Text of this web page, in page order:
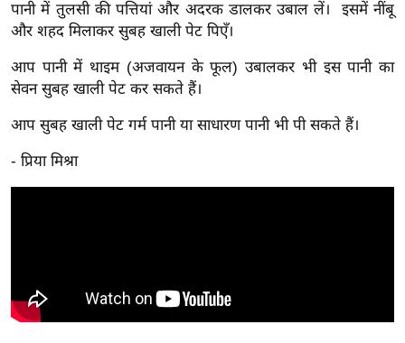
ज
न
ज
ग
बॉ
ली
वु
ड
पानी में तुलसी की पत्तियां और अदरक डालकर उबाल लें। इसमें नींबू
और शहद मिलाकर सुबह खाली पेट पिएँ।
आप पानी में थाइम (अजवायन के फूल) उबालकर भी इस पानी का
सेवन सुबह खाली पेट कर सकते हैं।
आप सुबह खाली पेट गर्म पानी या साधारण पानी भी पी सकते हैं।
- प्रिया मिश्रा